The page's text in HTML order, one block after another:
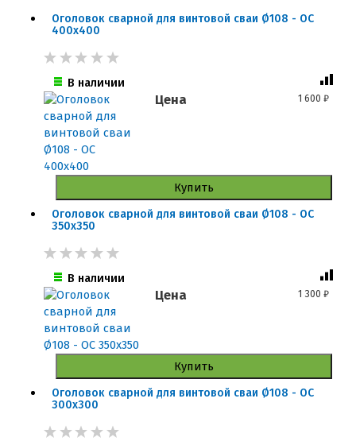
Оголовок сварной для винтовой сваи Ø108 - ОС
400x400
В наличии
Цена 1 600₽
Купить
Оголовок сварной для винтовой сваи Ø108 - ОС
350x350
В наличии
Цена 1 300₽
Купить
Оголовок сварной для винтовой сваи Ø108 - ОС
300x300